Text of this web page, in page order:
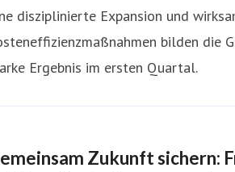
disziplinierte Expansion und
bilden die
Ergebnis im ersten Quartal.
Zukunft sichern: